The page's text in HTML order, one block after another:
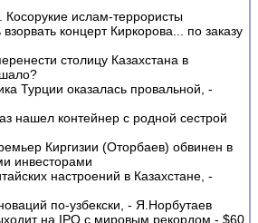
Косорукие ислам-террористы
взорвать концерт Киркорова... по заказу
столицу Казахстана в
Турции оказалась провальной, -
нашел контейнер с родной сестрой
Киргизии (Оторбаев) обвинен в
инвесторами
настроений в Казахстане, -
по-узбекски, - Я.Норбутаев
на IPO с мировым рекордом - $60